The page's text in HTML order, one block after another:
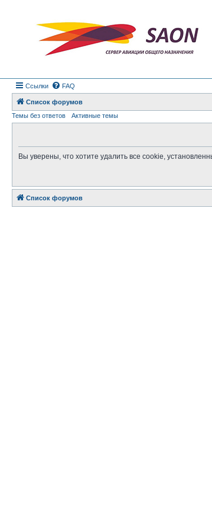
Ссылки FAQ
Список форумов
Темы без ответов
Активные темы
Вы уверены, что хотите удалить все cookie,
Список форумов